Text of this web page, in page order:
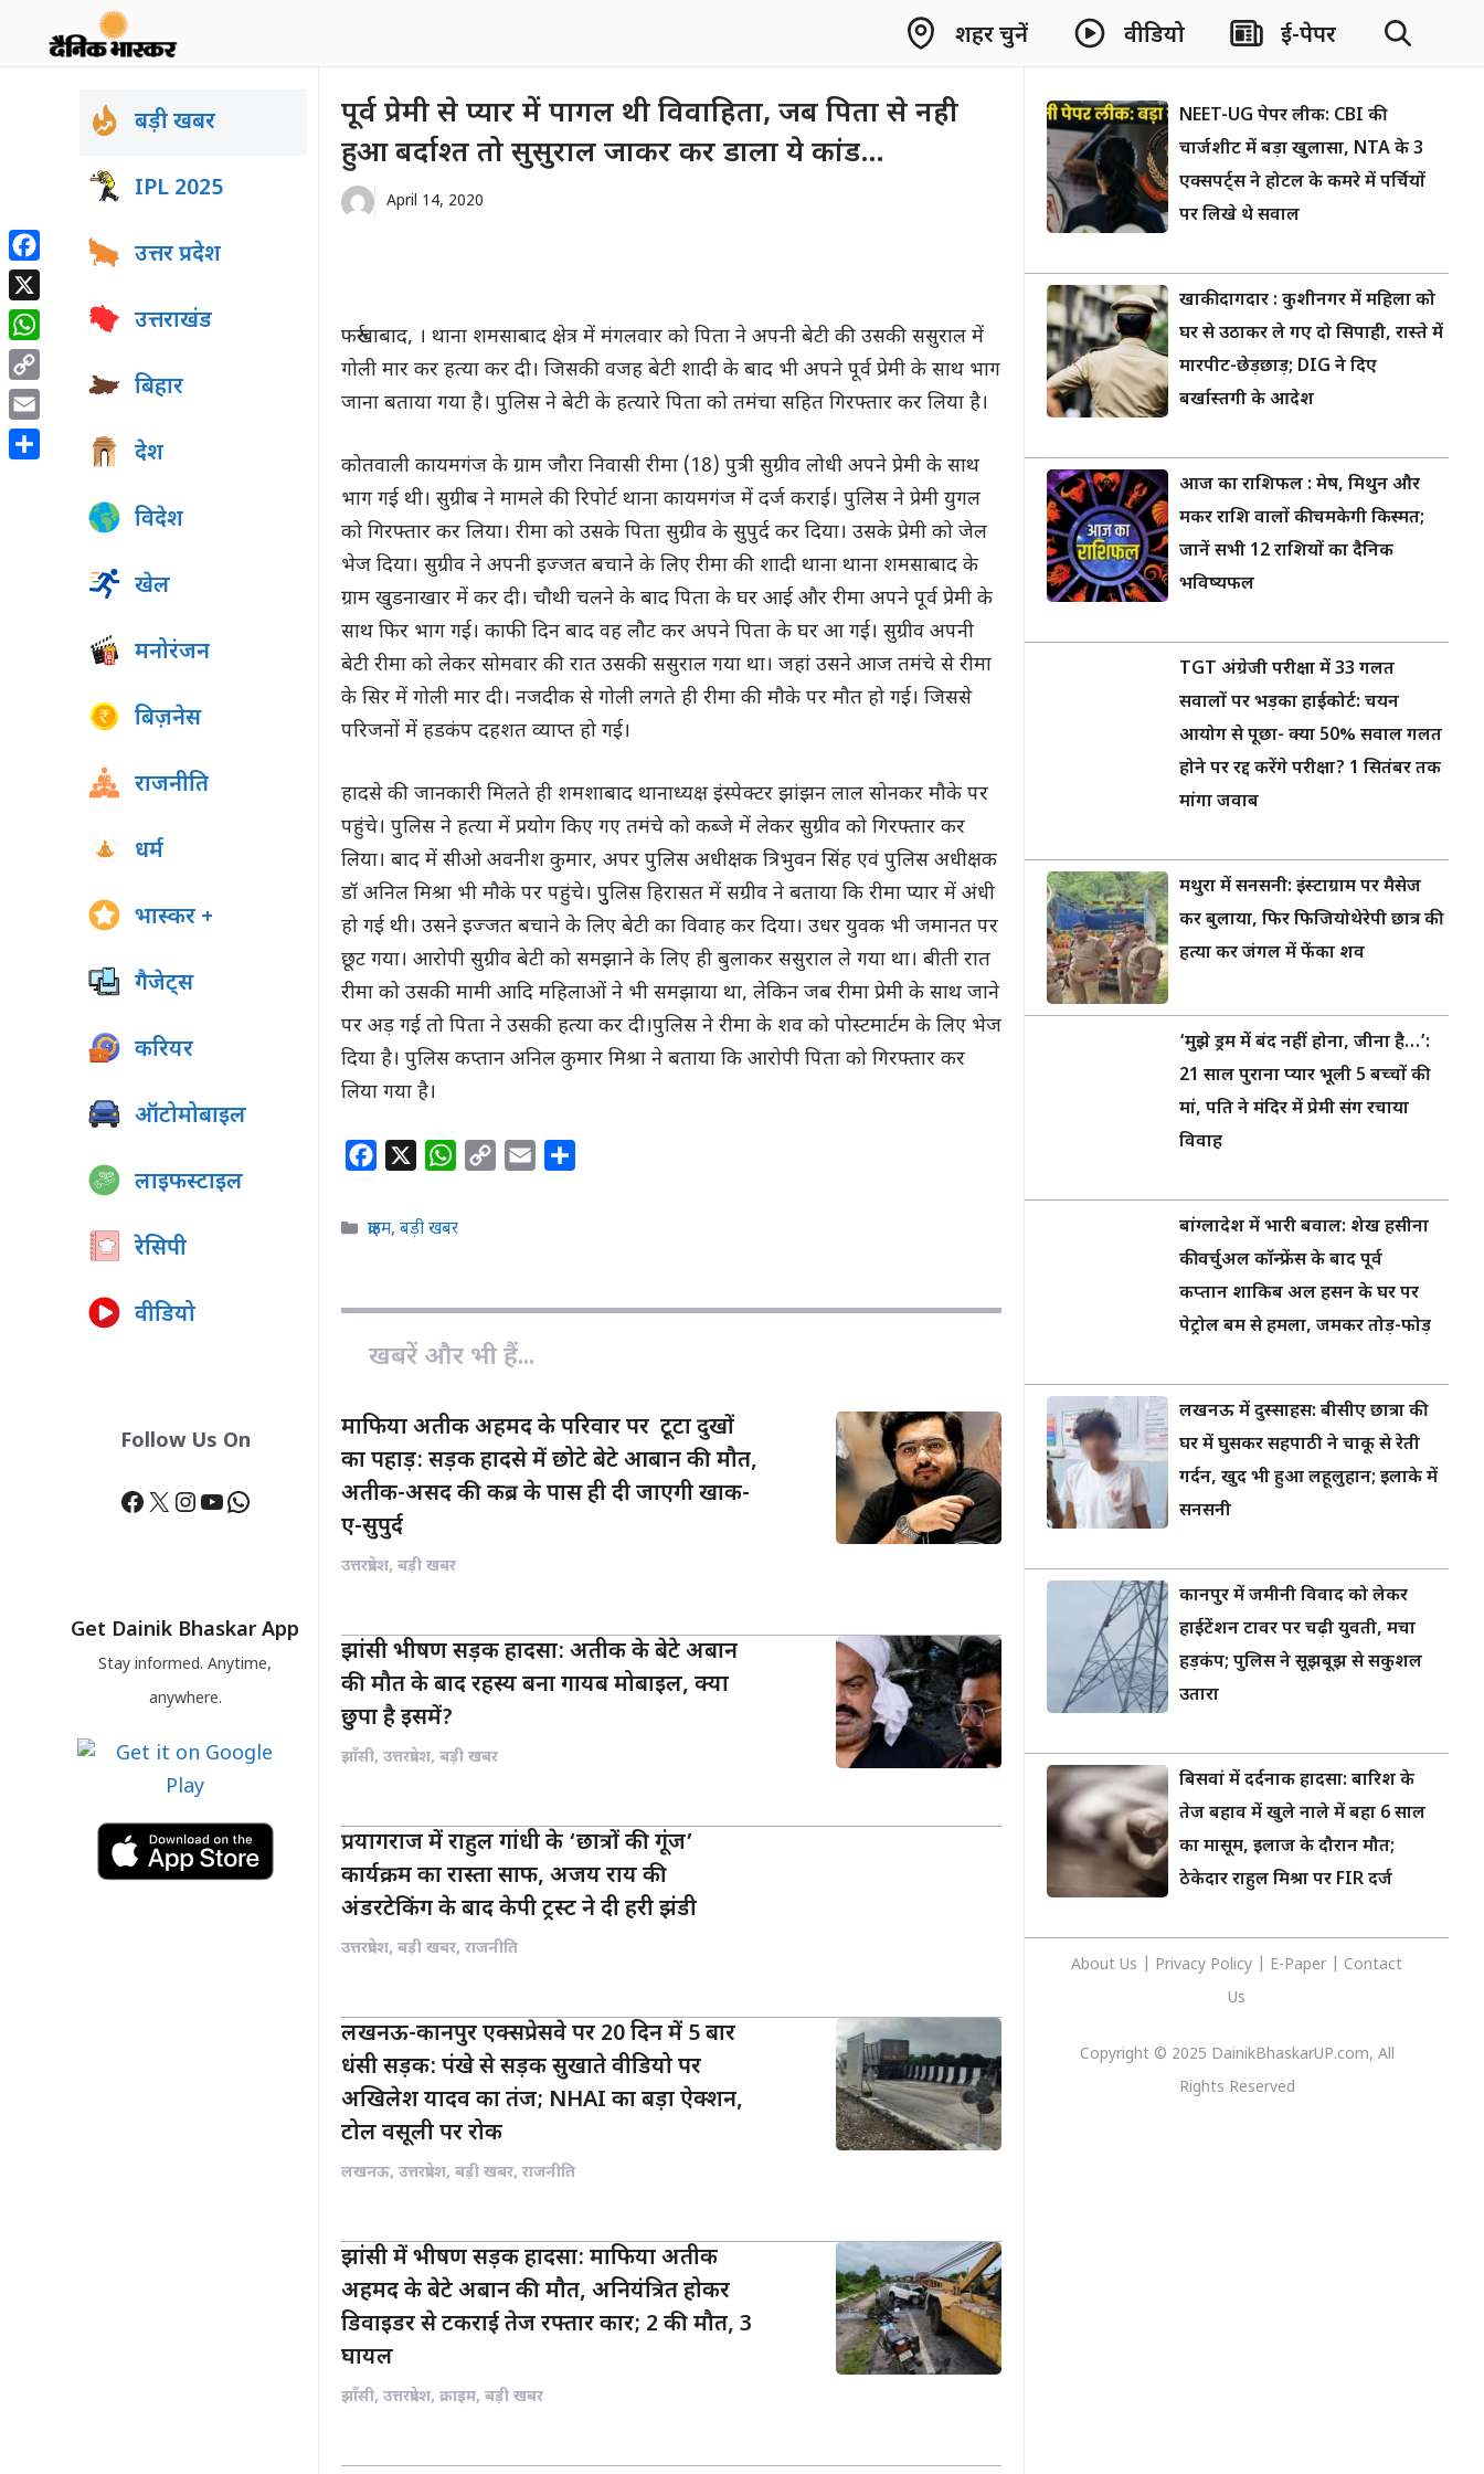
शहर चुनें वीडियो ई-पेपर
पूर्व प्रेमी से प्यार में पागल थी विवाहिता, जब पिता से नही
हुआ बर्दाश्त तो सुसुराल जाकर कर डाला ये कांड…
April 14, 2020
फर्रुखाबाद, । थाना शमसाबाद क्षेत्र में मंगलवार को पिता ने अपनी बेटी की उसकी ससुराल में
गोली मार कर हत्या कर दी। जिसकी वजह बेटी शादी के बाद भी अपने पूर्व प्रेमी के साथ भाग
जाना बताया गया है। पुलिस ने बेटी के हत्यारे पिता को तमंचा सहित गिरफ्तार कर लिया है।
कोतवाली कायमगंज के ग्राम जौरा निवासी रीमा (18) पुत्री सुग्रीव लोधी अपने प्रेमी के साथ
भाग गई थी। सुग्रीब ने मामले की रिपोर्ट थाना कायमगंज में दर्ज कराई। पुलिस ने प्रेमी युगल
को गिरफ्तार कर लिया। रीमा को उसके पिता सुग्रीव के सुपुर्द कर दिया। उसके प्रेमी को जेल
भेज दिया। सुग्रीव ने अपनी इज्जत बचाने के लिए रीमा की शादी थाना थाना शमसाबाद के
ग्राम खुडनाखार में कर दी। चौथी चलने के बाद पिता के घर आई और रीमा अपने पूर्व प्रेमी के
साथ फिर भाग गई। काफी दिन बाद वह लौट कर अपने पिता के घर आ गई। सुग्रीव अपनी
बेटी रीमा को लेकर सोमवार की रात उसकी ससुराल गया था। जहां उसने आज तमंचे से रीमा
के सिर में गोली मार दी। नजदीक से गोली लगते ही रीमा की मौके पर मौत हो गई। जिससे
परिजनों में हडकंप दहशत व्याप्त हो गई।
हादसे की जानकारी मिलते ही शमशाबाद थानाध्यक्ष इंस्पेक्टर झांझन लाल सोनकर मौके पर
पहुंचे। पुलिस ने हत्या में प्रयोग किए गए तमंचे को कब्जे में लेकर सुग्रीव को गिरफ्तार कर
लिया। बाद में सीओ अवनीश कुमार, अपर पुलिस अधीक्षक त्रिभुवन सिंह एवं पुलिस अधीक्षक
डॉ अनिल मिश्रा भी मौके पर पहुंचे। पुुलिस हिरासत में सग्रीव ने बताया कि रीमा प्यार में अंधी
हो गई थी। उसने इज्जत बचाने के लिए बेटी का विवाह कर दिया। उधर युवक भी जमानत पर
छूट गया। आरोपी सुग्रीव बेटी को समझाने के लिए ही बुलाकर ससुराल ले गया था। बीती रात
रीमा को उसकी मामी आदि महिलाओं ने भी समझाया था, लेकिन जब रीमा प्रेमी के साथ जाने
पर अड़ गई तो पिता ने उसकी हत्या कर दी।पुलिस ने रीमा के शव को पोस्टमार्टम के लिए भेज
दिया है। पुलिस कप्तान अनिल कुमार मिश्रा ने बताया कि आरोपी पिता को गिरफ्तार कर
लिया गया है।
o
k
W
A
p
i
Categories
क्राइम,बड़ी खबर
खबरें और भी हैं...
माफिया अतीक अहमद के परिवार पर टूटा दुखों
का पहाड़: सड़क हादसे में छोटे बेटे आबान की मौत,
अतीक-असद की कब्र के पास ही दी जाएगी खाक-
ए-सुपुर्द
उत्तरप्रदेश, बड़ी खबर
झांसी भीषण सड़क हादसा: अतीक के बेटे अबान
की मौत के बाद रहस्य बना गायब मोबाइल, क्या
छुपा है इसमें?
झाँसी, उत्तरप्रदेश, बड़ी खबर
प्रयागराज में राहुल गांधी के ‘छात्रों की गूंज’
कार्यक्रम का रास्ता साफ, अजय राय की
अंडरटेकिंग के बाद केपी ट्रस्ट ने दी हरी झंडी
उत्तरप्रदेश, बड़ी खबर, राजनीति
लखनऊ-कानपुर एक्सप्रेसवे पर 20 दिन में 5 बार
धंसी सड़क: पंखे से सड़क सुखाते वीडियो पर
अखिलेश यादव का तंज; NHAI का बड़ा ऐक्शन,
टोल वसूली पर रोक
लखनऊ, उत्तरप्रदेश, बड़ी खबर, राजनीति
झांसी में भीषण सड़क हादसा: माफिया अतीक
अहमद के बेटे अबान की मौत, अनियंत्रित होकर
डिवाइडर से टकराई तेज रफ्तार कार; 2 की मौत, 3
घायल
झाँसी, उत्तरप्रदेश, क्राइम, बड़ी खबर
बड़ी खबर
IPL 2025
उत्तर प्रदेश
उत्तराखंड
बिहार
देश
विदेश
खेल
मनोरंजन
बिज़नेस
राजनीति
धर्म
भास्कर +
गैजेट्स
करियर
ऑटोमोबाइल
लाइफस्टाइल
रेसिपी
वीडियो
Follow Us On
Facebook
X Instagram
YouTube
WhatsApp
Get Dainik Bhaskar App
Stay informed. Anytime,
anywhere.
NEET-UG पेपर लीक: CBI की
चार्जशीट में बड़ा खुलासा, NTA के 3
एक्सपर्ट्स ने होटल के कमरे में पर्चियों
पर लिखे थे सवाल
खाकी दागदार : कुशीनगर में महिला को
घर से उठाकर ले गए दो सिपाही, रास्ते में
मारपीट-छेड़छाड़; DIG ने दिए
बर्खास्तगी के आदेश
आज का राशिफल : मेष, मिथुन और
मकर राशि वालों की चमकेगी किस्मत;
जानें सभी 12 राशियों का दैनिक
भविष्यफल
TGT अंग्रेजी परीक्षा में 33 गलत
सवालों पर भड़का हाईकोर्ट: चयन
आयोग से पूछा- क्या 50% सवाल गलत
होने पर रद्द करेंगे परीक्षा? 1 सितंबर तक
मांगा जवाब
मथुरा में सनसनी: इंस्टाग्राम पर मैसेज
कर बुलाया, फिर फिजियोथेरेपी छात्र की
हत्या कर जंगल में फेंका शव
‘मुझे ड्रम में बंद नहीं होना, जीना है…’:
21 साल पुराना प्यार भूली 5 बच्चों की
मां, पति ने मंदिर में प्रेमी संग रचाया
विवाह
बांग्लादेश में भारी बवाल: शेख हसीना
की वर्चुअल कॉन्फ्रेंस के बाद पूर्व
कप्तान शाकिब अल हसन के घर पर
पेट्रोल बम से हमला, जमकर तोड़-फोड़
लखनऊ में दुस्साहस: बीसीए छात्रा की
घर में घुसकर सहपाठी ने चाकू से रेती
गर्दन, खुद भी हुआ लहूलुहान; इलाके में
सनसनी
कानपुर में जमीनी विवाद को लेकर
हाईटेंशन टावर पर चढ़ी युवती, मचा
हड़कंप; पुलिस ने सूझबूझ से सकुशल
उतारा
बिसवां में दर्दनाक हादसा: बारिश के
तेज बहाव में खुले नाले में बहा 6 साल
का मासूम, इलाज के दौरान मौत;
ठेकेदार राहुल मिश्रा पर FIR दर्ज
About Us Privacy Policy E-Paper
Contact
Us
Copyright © 2025 DainikBhaskarUP.com, All
Rights Reserved
Facebook
X
WhatsApp
Copy
Link
Email